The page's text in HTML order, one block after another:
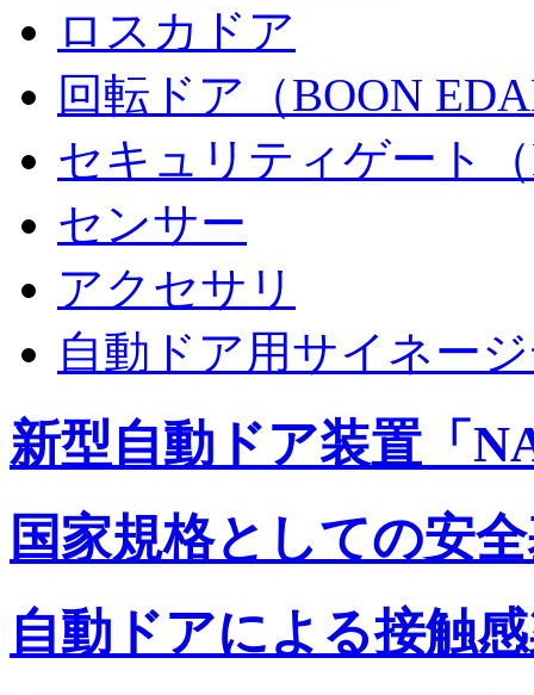
ロスカドア
回転ドア（BOON
セキュリティゲート
センサー
アクセサリ
自動ドア用サイネー
新型自動ドア装置「
国家規格としての安
自動ドアによる接触